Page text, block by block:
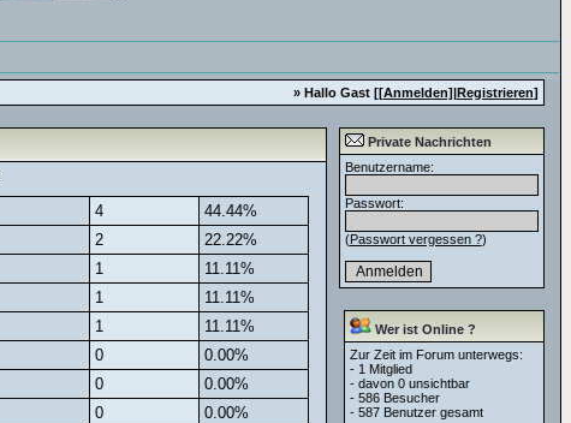
» Hallo Gast [[Anmelden]|Registrieren]
4
44.44%
2
22.22%
1
11.11%
1
11.11%
1
11.11%
0
0.00%
0
0.00%
0
0.00%
Private Nachrichten
Benutzername:
Passwort:
(Passwort vergessen ?)
Wer ist Online ?
Zur Zeit im Forum unterwegs:
- 1 Mitglied
- davon 0 unsichtbar
- 586 Besucher
- 587 Benutzer gesamt